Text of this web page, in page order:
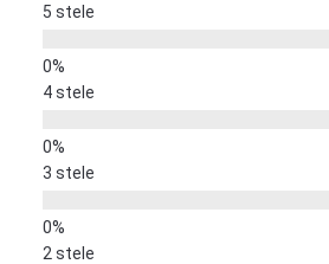
5 stele
4 stele
3 stele
2 stele